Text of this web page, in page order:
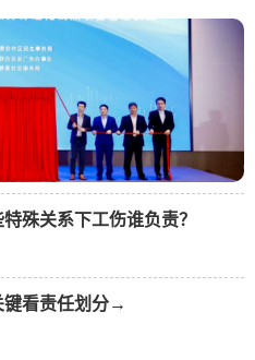
殊关系下工伤谁负责？
键看责任划分→